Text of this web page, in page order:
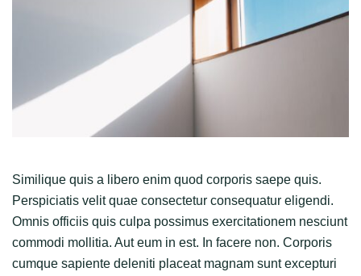
Similique quis a libero enim quod corporis saepe quis.
Perspiciatis velit quae consectetur consequatur eligendi.
Omnis officiis quis culpa possimus exercitationem nesciunt
commodi mollitia. Aut eum in est. In facere non. Corporis
cumque sapiente deleniti placeat magnam sunt excepturi